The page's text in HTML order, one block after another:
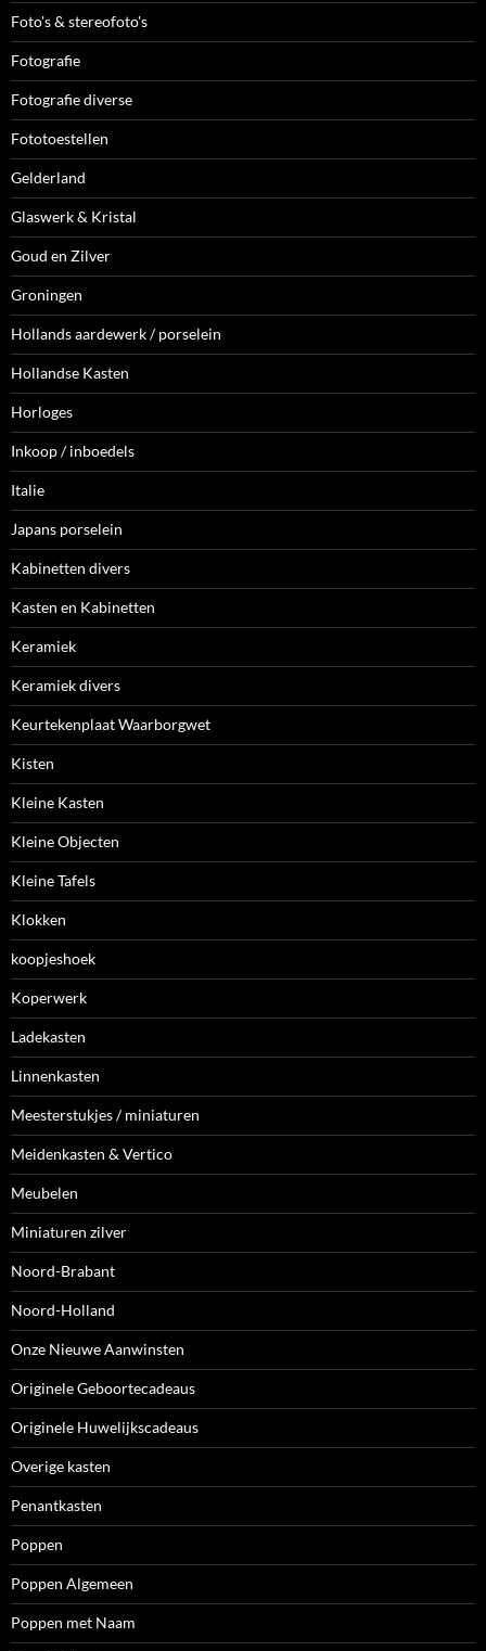
Foto's & stereofoto's
Fotografie
Fotografie diverse
Fototoestellen
Gelderland
Glaswerk & Kristal
Goud en Zilver
Groningen
Hollands aardewerk / porselein
Hollandse Kasten
Horloges
Inkoop / inboedels
Italie
Japans porselein
Kabinetten divers
Kasten en Kabinetten
Keramiek
Keramiek divers
Keurtekenplaat Waarborgwet
Kisten
Kleine Kasten
Kleine Objecten
Kleine Tafels
Klokken
koopjeshoek
Koperwerk
Ladekasten
Linnenkasten
Meesterstukjes / miniaturen
Meidenkasten & Vertico
Meubelen
Miniaturen zilver
Noord-Brabant
Noord-Holland
Onze Nieuwe Aanwinsten
Originele Geboortecadeaus
Originele Huwelijkscadeaus
Overige kasten
Penantkasten
Poppen
Poppen Algemeen
Poppen met Naam